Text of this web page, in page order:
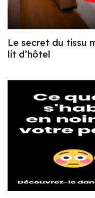
Le secret du tissu
lit d’hôtel